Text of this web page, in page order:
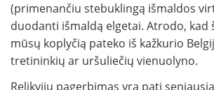
(primenančiu stebuklingą išmaldos
duodanti išmaldą elgetai. Atrodo, kad
mūsų koplyčią pateko iš kažkurio
tretininkių ar uršuliečių vienuolyno.
Relikvijų pagerbimas yra pati